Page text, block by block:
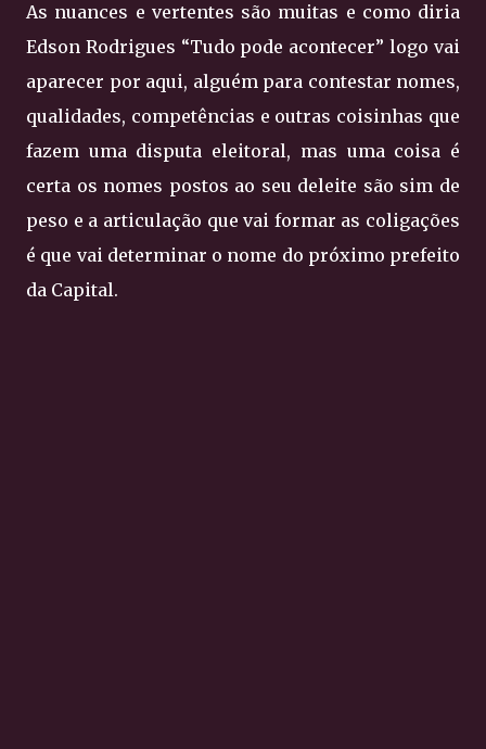
As nuances e vertentes são muitas e como diria
Edson Rodrigues “Tudo pode acontecer” logo vai
aparecer por aqui, alguém para contestar nomes,
qualidades, competências e outras coisinhas que
fazem uma disputa eleitoral, mas uma coisa é
certa os nomes postos ao seu deleite são sim de
peso e a articulação que vai formar as coligações
é que vai determinar o nome do próximo prefeito
da Capital.